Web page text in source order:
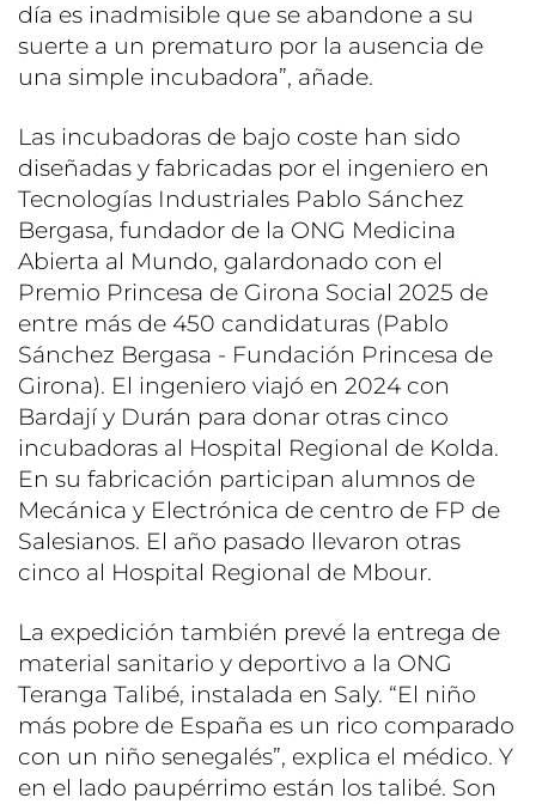
día es inadmisible que se abandone a su
suerte a un prematuro por la ausencia de
una simple incubadora”, añade.
Las incubadoras de bajo coste han sido
diseñadas y fabricadas por el ingeniero en
Tecnologías Industriales Pablo Sánchez
Bergasa, fundador de la ONG Medicina
Abierta al Mundo, galardonado con el
Premio Princesa de Girona Social 2025 de
entre más de 450 candidaturas (Pablo
Sánchez Bergasa - Fundación Princesa de
Girona). El ingeniero viajó en 2024 con
Bardají y Durán para donar otras cinco
incubadoras al Hospital Regional de Kolda.
En su fabricación participan alumnos de
Mecánica y Electrónica de centro de FP de
Salesianos. El año pasado llevaron otras
cinco al Hospital Regional de Mbour.
La expedición también prevé la entrega de
material sanitario y deportivo a la ONG
Teranga Talibé, instalada en Saly. “El niño
más pobre de España es un rico comparado
con un niño senegalés”, explica el médico. Y
en el lado paupérrimo están los talibé. Son